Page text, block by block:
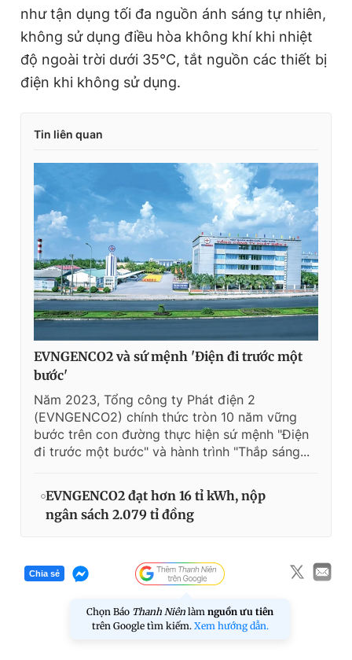
như tận dụng tối đa nguồn ánh sáng tự nhiên,
không sử dụng điều hòa không khí khi nhiệt
độ ngoài trời dưới 35°C, tắt nguồn các thiết bị
điện khi không sử dụng.
Tin liên quan
EVNGENCO2 và sứ mệnh 'Điện đi trước một
bước'
Năm 2023, Tổng công ty Phát điện 2
(EVNGENCO2) chính thức tròn 10 năm vững
bước trên con đường thực hiện sứ mệnh "Điện
đi trước một bước" và hành trình "Thắp sáng...
EVNGENCO2 đạt hơn 16 tỉ kWh, nộp
ngân sách 2.079 tỉ đồng
Chia sẻ
Chọn Báo Thanh Niên làm nguồn ưu tiên
trên Google tìm kiếm. Xem hướng dẫn.